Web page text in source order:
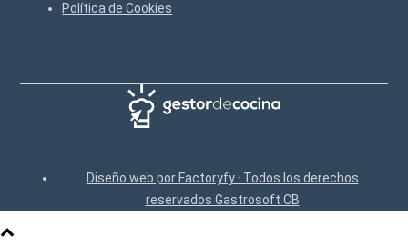
Política de Cookies
Diseño web por Factoryfy · Todos los derechos
reservados Gastrosoft CB